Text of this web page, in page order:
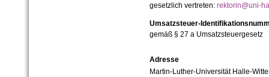
gesetzlich vertreten: rektorin@uni-
Umsatzsteuer-
gemäß § 27 a Umsatzsteuergesetz
Adresse
Martin-Luther-Universität Halle-